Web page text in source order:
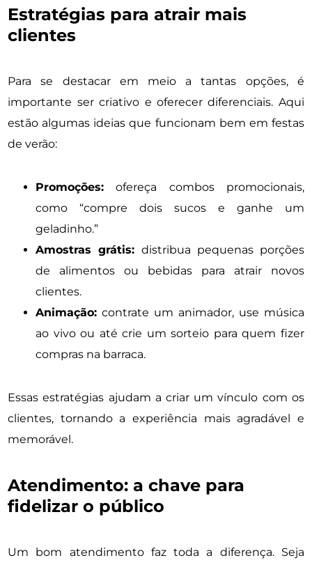
Estratégias para atrair mais
clientes
Para se destacar em meio a tantas opções, é
importante ser criativo e oferecer diferenciais. Aqui
estão algumas ideias que funcionam bem em festas
de verão:
Promoções: ofereça combos promocionais,
como “compre dois sucos e ganhe um
geladinho.”
Amostras grátis: distribua pequenas porções
de alimentos ou bebidas para atrair novos
clientes.
Animação: contrate um animador, use música
ao vivo ou até crie um sorteio para quem fizer
compras na barraca.
Essas estratégias ajudam a criar um vínculo com os
clientes, tornando a experiência mais agradável e
memorável.
Atendimento: a chave para
fidelizar o público
Um bom atendimento faz toda a diferença. Seja